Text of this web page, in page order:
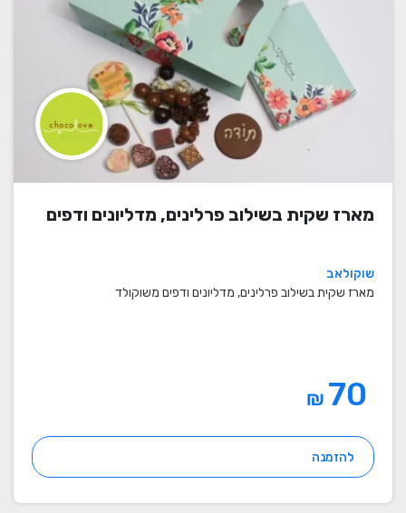
מארז שקית בשילוב פרלינים, מדליונים ודפים
שוקולאב
מארז שקית בשילוב פרלינים, מדליונים ודפים משוקולד
₪
להזמנה